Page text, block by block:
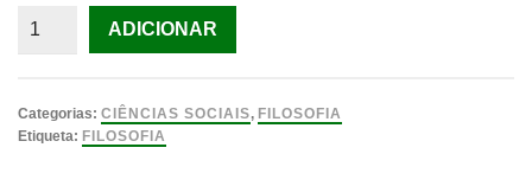
Quantidade
da
Silva
ADICIONAR
Categorias: CIÊNCIAS SOCIAIS, FILOSOFIA
Etiqueta: FILOSOFIA